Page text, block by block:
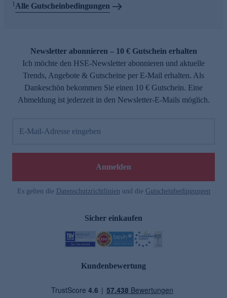
1Alle Gutscheinbedingungen
Newsletter abonnieren – 10 € Gutschein erhalten
Ich möchte den HSE-Newsletter abonnieren und aktuelle
Trends, Angebote & Gutscheine per E-Mail erhalten. Als
Dankeschön bekommen Sie einen 10 € Gutschein. Eine
Abmeldung ist jederzeit in den Newsletter-E-Mails möglich.
E-Mail-Adresse eingeben
Anmelden
Es gelten die Datenschutzrichtlinien und die Gutscheinbedingungen
Sicher einkaufen
Kundenbewertung